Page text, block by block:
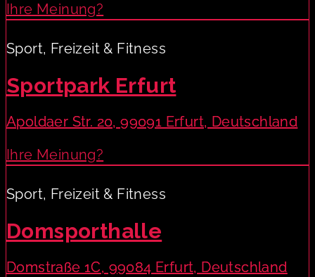
Ihre Meinung?
Sport, Freizeit & Fitness
Sportpark Erfurt
Apoldaer Str. 20, 99091 Erfurt, Deutschland
Ihre Meinung?
Sport, Freizeit & Fitness
Domsporthalle
Domstraße 1C, 99084 Erfurt, Deutschland